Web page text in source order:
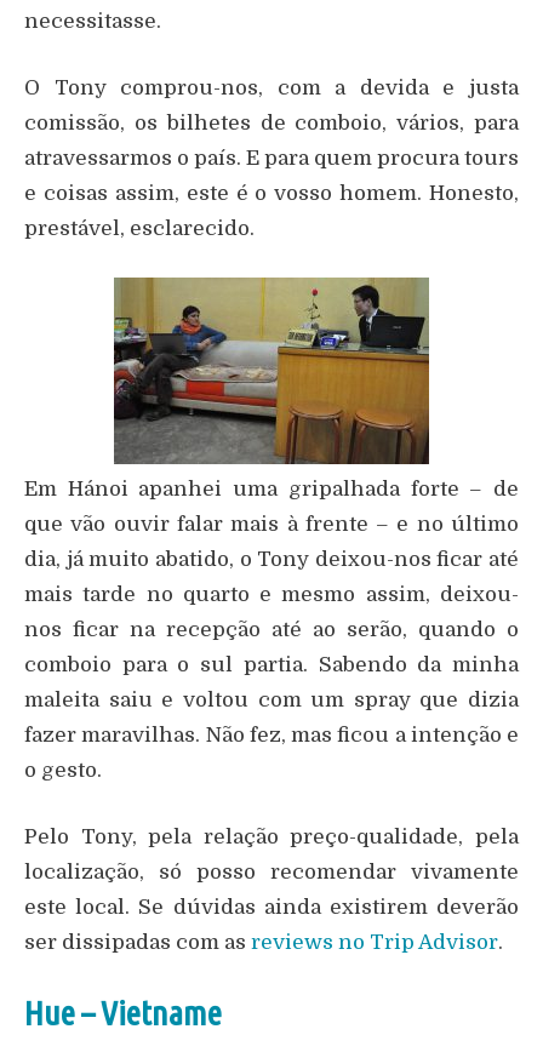
necessitasse.
O Tony comprou-nos, com a devida e justa
comissão, os bilhetes de comboio, vários, para
atravessarmos o país. E para quem procura tours
e coisas assim, este é o vosso homem. Honesto,
prestável, esclarecido.
Em Hánoi apanhei uma gripalhada forte – de
que vão ouvir falar mais à frente – e no último
dia, já muito abatido, o Tony deixou-nos ficar até
mais tarde no quarto e mesmo assim, deixou-
nos ficar na recepção até ao serão, quando o
comboio para o sul partia. Sabendo da minha
maleita saiu e voltou com um spray que dizia
fazer maravilhas. Não fez, mas ficou a intenção e
o gesto.
Pelo Tony, pela relação preço-qualidade, pela
localização, só posso recomendar vivamente
este local. Se dúvidas ainda existirem deverão
ser dissipadas com as reviews no Trip Advisor.
Hue – Vietname